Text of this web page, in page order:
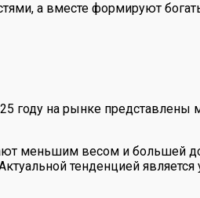
а вместе формируют
году на рынке
меньшим весом и большей
тенденцией